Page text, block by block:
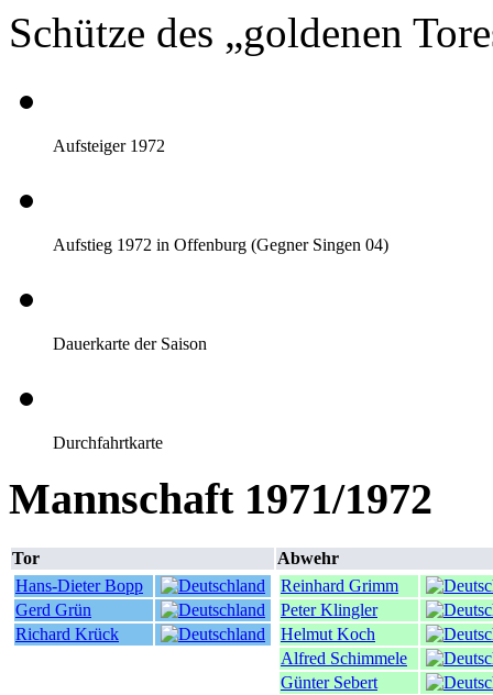
Schütze des „goldenen
Aufsteiger 1972
Aufstieg 1972 in Offenburg (Gegner Singen 04)
Dauerkarte der Saison
Durchfahrtkarte
Mannschaft 1971/1972
Tor
Abwehr
Hans-Dieter Bopp
Gerd Grün
Richard Krück
Reinhard Grimm
Peter Klingler
Helmut Koch
Alfred Schimmele
Günter Sebert